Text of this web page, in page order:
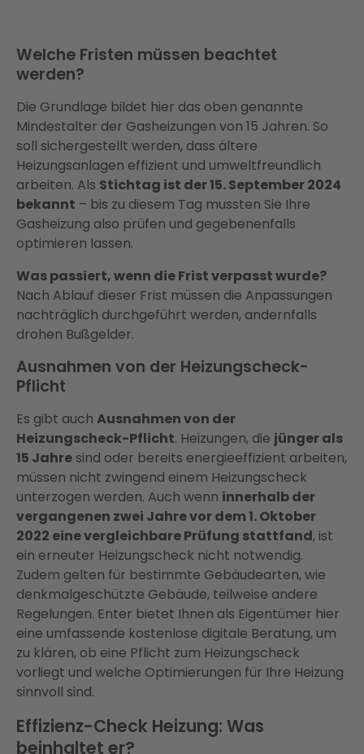
Welche Fristen müssen beachtet
werden?
Die Grundlage bildet hier das oben genannte
Mindestalter der Gasheizungen von 15 Jahren. So
soll sichergestellt werden, dass ältere
Heizungsanlagen effizient und umweltfreundlich
arbeiten. Als Stichtag ist der 15. September 2024
bekannt – bis zu diesem Tag mussten Sie Ihre
Gasheizung also prüfen und gegebenenfalls
optimieren lassen.
Was passiert, wenn die Frist verpasst wurde?
Nach Ablauf dieser Frist müssen die Anpassungen
nachträglich durchgeführt werden, andernfalls
drohen Bußgelder.
Ausnahmen von der Heizungscheck-
Pflicht
Es gibt auch Ausnahmen von der
Heizungscheck-Pflicht. Heizungen, die jünger als
15 Jahre sind oder bereits energieeffizient arbeiten,
müssen nicht zwingend einem Heizungscheck
unterzogen werden. Auch wenn innerhalb der
vergangenen zwei Jahre vor dem 1. Oktober
2022 eine vergleichbare Prüfung stattfand, ist
ein erneuter Heizungscheck nicht notwendig.
Zudem gelten für bestimmte Gebäudearten, wie
denkmalgeschützte Gebäude, teilweise andere
Regelungen. Enter bietet Ihnen als Eigentümer hier
eine umfassende kostenlose digitale Beratung, um
zu klären, ob eine Pflicht zum Heizungscheck
vorliegt und welche Optimierungen für Ihre Heizung
sinnvoll sind​​.
Effizienz-Check Heizung: Was
beinhaltet er?